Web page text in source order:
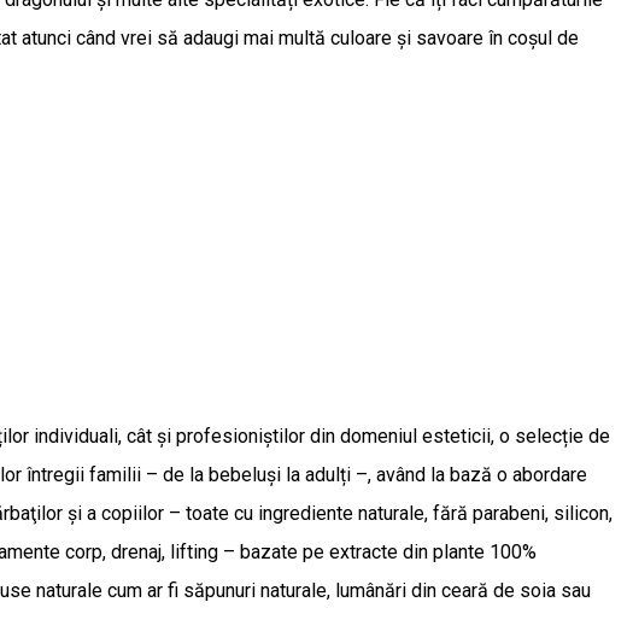
atunci când vrei să adaugi mai multă culoare și savoare în coșul de
individuali, cât și profesioniștilor din domeniul esteticii, o selecție de
întregii familii – de la bebeluși la adulți –, având la bază o abordare
și a copiilor – toate cu ingrediente naturale, fără parabeni, silicon,
corp, drenaj, lifting – bazate pe extracte din plante 100%
naturale cum ar fi săpunuri naturale, lumânări din ceară de soia sau